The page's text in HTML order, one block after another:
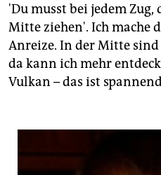
'Du musst bei jedem
Mitte ziehen'. Ich mache
Anreize. In der Mitte
da kann ich mehr
Vulkan – das ist